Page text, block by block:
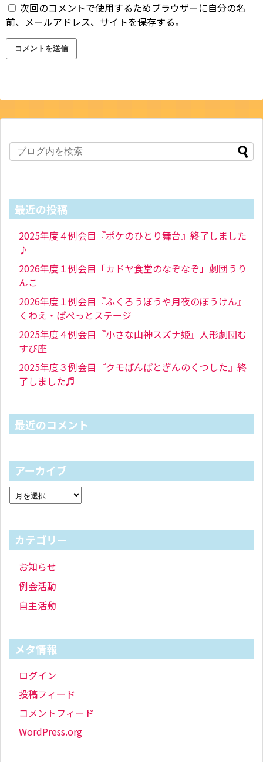
次回のコメントで使用するためブラウザーに自分の名
前、メールアドレス、サイトを保存する。
最近の投稿
2025年度４例会目『ポケのひとり舞台』終了しました
♪
2026年度１例会目「カドヤ食堂のなぞなぞ」劇団うり
んこ
2026年度１例会目『ふくろうぼうや月夜のぼうけん』
くわえ・ぱぺっとステージ
2025年度４例会目『小さな山神スズナ姫』人形劇団む
すび座
2025年度３例会目『クモばんばとぎんのくつした』終
了しました♬
最近のコメント
アーカイブ
カテゴリー
お知らせ
例会活動
自主活動
メタ情報
ログイン
投稿フィード
コメントフィード
WordPress.org